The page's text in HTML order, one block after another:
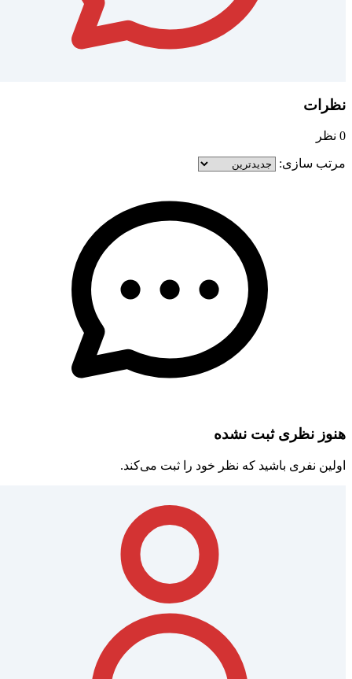
ارتقای گرید از سازمان و برنامه و بودجه
نظرات
مرتب سازی:
هنوز نظری ثبت نشده
اولین نفری باشید که نظر خود را ثبت می‌کند.